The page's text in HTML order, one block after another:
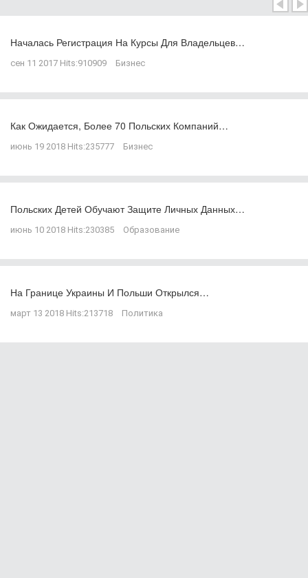
Началась Регистрация На Курсы Для Владельцев…
сен 11 2017 Hits:910909 Бизнес
Как Ожидается, Более 70 Польских Компаний…
июнь 19 2018 Hits:235777 Бизнес
Польских Детей Обучают Защите Личных Данных…
июнь 10 2018 Hits:230385 Образование
На Границе Украины И Польши Открылся…
март 13 2018 Hits:213718 Политика